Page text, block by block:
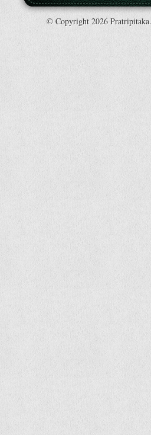
© Copyright 2026